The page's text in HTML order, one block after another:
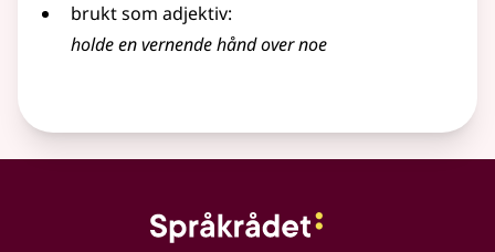
brukt som adjektiv:
holde envernendehånd over noe